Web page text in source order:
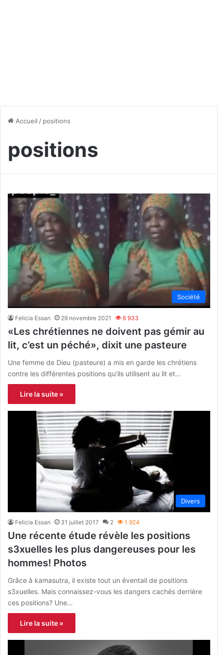
Accueil / positions
positions
Société
Felicia Essan 29 novembre 2021 6 933
«Les chrétiennes ne doivent pas gémir au
lit, c’est un péché», dixit une pasteure
Une femme de Dieu (pasteure) a mis en garde les chrétiens
contre les différentes positions qu’ils utilisent au lit et…
Lire la suite »
Divers
Felicia Essan 31 juillet 2017 2 1 924
Une récente étude révèle les positions
s3xuelles les plus dangereuses pour les
hommes! Photos
Grâce à kamasutra, il existe tout un éventail de positions
s3xuelles. Mais connaissez-vous les dangers cachés derrière
ces positions? Une…
Lire la suite »